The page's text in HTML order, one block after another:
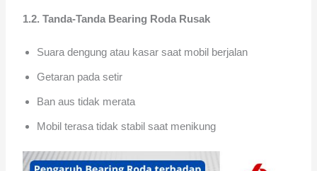
1.2. Tanda-Tanda Bearing Roda Rusak
Suara dengung atau kasar saat mobil berjalan
Getaran pada setir
Ban aus tidak merata
Mobil terasa tidak stabil saat menikung